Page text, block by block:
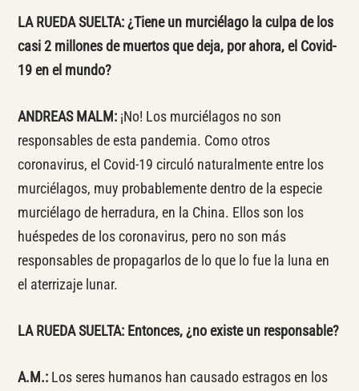
LA RUEDA SUELTA: ¿Tiene un murciélago la culpa de los
casi 2 millones de muertos que deja, por ahora, el Covid-
19 en el mundo?
ANDREAS MALM: ¡No! Los murciélagos no son
responsables de esta pandemia. Como otros
coronavirus, el Covid-19 circuló naturalmente entre los
murciélagos, muy probablemente dentro de la especie
murciélago de herradura, en la China. Ellos son los
huéspedes de los coronavirus, pero no son más
responsables de propagarlos de lo que lo fue la luna en
el aterrizaje lunar.
LA RUEDA SUELTA: Entonces, ¿no existe un responsable?
A.M.:Los seres humanos han causado estragos en los